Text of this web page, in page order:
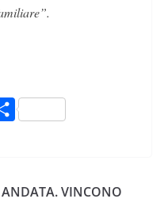
C
ANDATA. VINCONO